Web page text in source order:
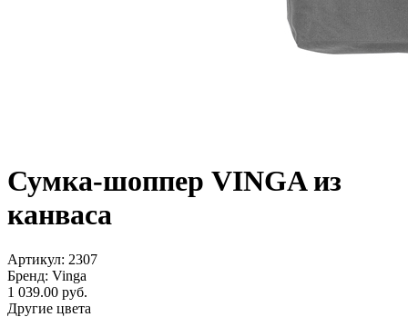
Сумка-шоппер VINGA из
канваса
Артикул: 2307
Бренд: Vinga
1 039.00 руб.
Другие цвета